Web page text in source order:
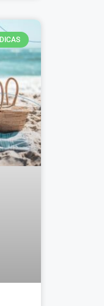
DICAS